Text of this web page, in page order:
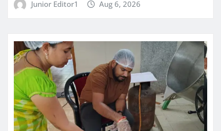
Junior Editor1 Aug 6, 2026